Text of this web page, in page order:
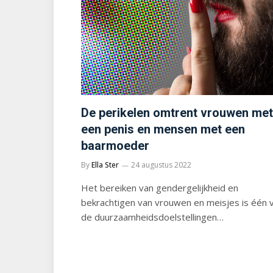
De perikelen omtrent vrouwen met
een penis en mensen met een
baarmoeder
ByElla Ster 24 augustus 2022
Het bereiken van gendergelijkheid en
bekrachtigen van vrouwen en meisjes is één
de duurzaamheidsdoelstellingen…